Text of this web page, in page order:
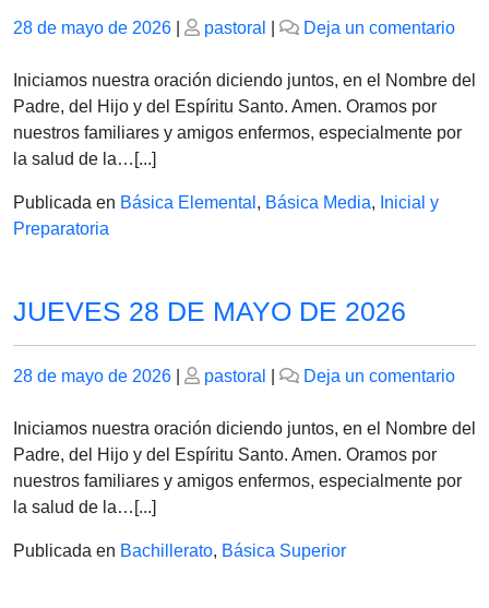
Publicado
28 de mayo de 2026
Publicado
pastoral Deja un comentarioen
28
Iniciamos nuestra oración diciendo juntos, en el Nombre del
Padre, del Hijo y del Espíritu Santo. Amen. Oramos por
nuestros familiares y amigos enfermos, especialmente por
la salud de la…[...]
Publicada en Básica Elemental , Básica Media, Inicial y
Preparatoria
JUEVES 28 DE MAYO DE 2026
Publicado
28 de mayo de 2026
Publicado
pastoral Deja un comentarioen
28
Iniciamos nuestra oración diciendo juntos, en el Nombre del
Padre, del Hijo y del Espíritu Santo. Amen. Oramos por
nuestros familiares y amigos enfermos, especialmente por
la salud de la…[...]
Publicada en Bachillerato, Básica Superior